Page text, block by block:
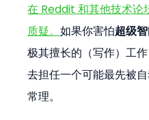
在 Reddit 和其他技术论
质疑。如果你害怕超级
极其擅长的（写作）工
去担任一个可能最先被
常理。